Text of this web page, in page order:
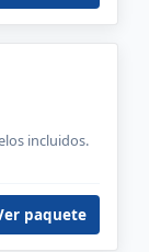
incluidos.
paquete